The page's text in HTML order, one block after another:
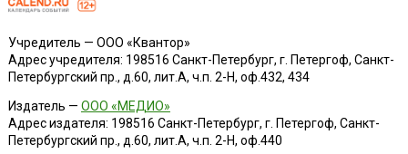
Учредитель — ООО «Квантор»
Адрес учредителя: 198516 Санкт-Петербург, г. Петергоф, Санкт-
Петербургский пр., д.60, лит.А, ч.п. 2-Н, оф.432, 434
Издатель — ООО «МЕДИО»
Адрес издателя: 198516 Санкт-Петербург, г. Петергоф, Санкт-
Петербургский пр., д.60, лит.А, ч.п. 2-Н, оф.440